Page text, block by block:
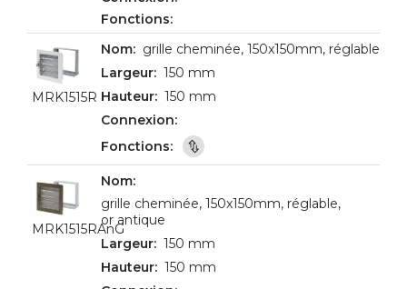
MRK1515R
grille cheminée, 150x150mm, réglable
150 mm
150 mm
MRK1515RAnG
grille cheminée, 150x150mm, réglable,
or antique
150 mm
150 mm